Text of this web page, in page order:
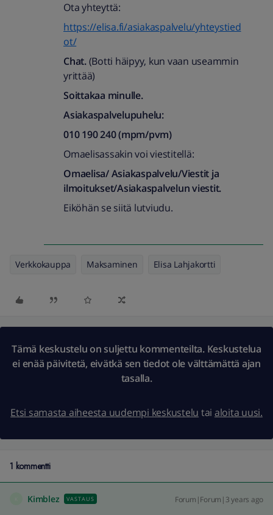
Ota yhteyttä:
https://elisa.fi/asiakaspalvelu/yhteystied
ot/
Chat.(Botti häipyy, kun vaan useammin
yrittää)
Soittakaa minulle.
Asiakaspalvelupuhelu:
010 190 240 (mpm/pvm)
Omaelisassakin voi viestitellä:
Omaelisa/ Asiakaspalvelu/Viestit ja
ilmoitukset/Asiakaspalvelun viestit.
Eiköhän se siitä lutviudu.
Verkkokauppa Maksaminen Elisa Lahjakortti
Tämä keskustelu on suljettu kommenteilta. Keskustelua
ei enää päivitetä, eivätkä sen tiedot ole välttämättä ajan
tasalla.
Etsi samasta aiheesta uudempi keskustelu tai aloita uusi.
1 kommentti
Kimblez VASTAUS Forum|Forum|3 years ago